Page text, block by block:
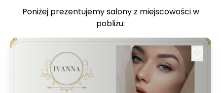
Poniżej prezentujemy salony z miejscowości w
pobliżu: